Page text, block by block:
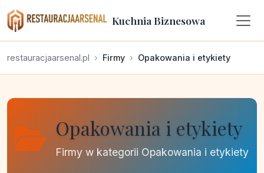
Kuchnia Biznesowa
restauracjaarsenal.pl Firmy Opakowania i etykiety
Opakowania i etykiety
Firmy w kategorii Opakowania i etykiety